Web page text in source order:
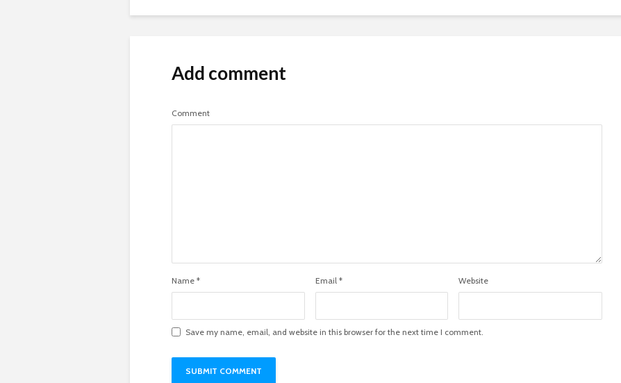
Add comment
Comment
Name * Email * Website
Save my name, email, and website in this browser for the next time I comment.